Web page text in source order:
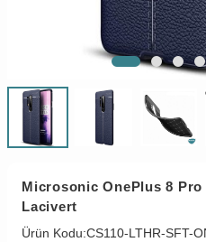
Microsonic OnePlus 8
Lacivert
Ürün Kodu:CS110-LTHR-SFT-